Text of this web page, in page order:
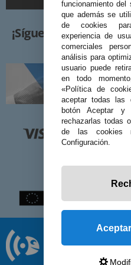
¡Síguenos!
funcionamiento
que además se
de cookies
experiencia de
comerciales
análisis para
usuario puede
en todo
«Política de
aceptar todas las
botón Aceptar y
rechazarlas todas
de las cookies
Configuración.